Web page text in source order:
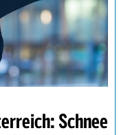
Schnee